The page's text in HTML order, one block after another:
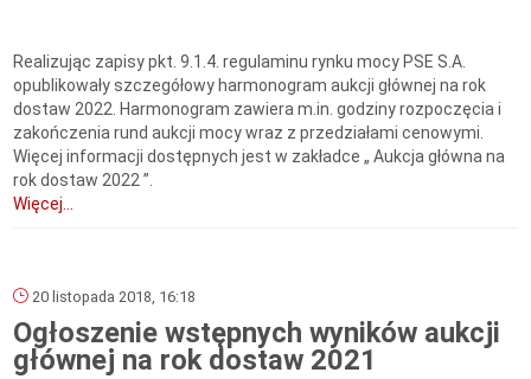
Realizując zapisy pkt. 9.1.4. regulaminu rynku mocy PSE S.A.
opublikowały szczegółowy harmonogram aukcji głównej na rok
dostaw 2022. Harmonogram zawiera m.in. godziny rozpoczęcia i
zakończenia rund aukcji mocy wraz z przedziałami cenowymi.
Więcej informacji dostępnych jest w zakładce „ Aukcja główna na
rok dostaw 2022 ”.
Więcej...
20 listopada 2018, 16:18
Ogłoszenie wstępnych wyników aukcji
głównej na rok dostaw 2021